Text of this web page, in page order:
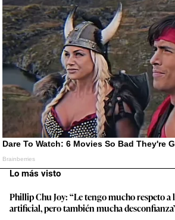
Lo más visto
Phillip Chu Joy: “Le tengo mucho respeto
artificial, pero también mucha